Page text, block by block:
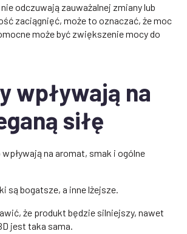
odczuwają zauważalnej zmiany lub
zaciągnięć, może to oznaczać, że moc
może być zwiększenie mocy do
wpływają na
siłę
na aromat, smak i ogólne
są bogatsze, a inne lżejsze.
że produkt będzie silniejszy, nawet
jest taka sama.